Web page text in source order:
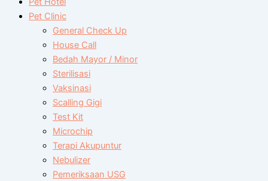
Pet Clinic
General Check Up
House Call
Bedah Mayor / Minor
Sterilisasi
Vaksinasi
Scalling Gigi
Test Kit
Microchip
Terapi Akupuntur
Nebulizer
Pemeriksaan USG